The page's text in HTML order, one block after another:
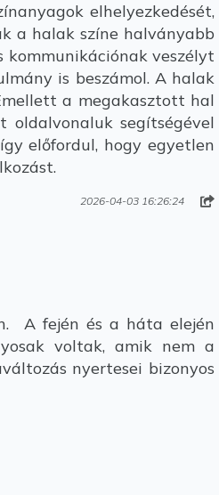
elhelyezkedését,
a halak színe halványabb
kommunikációnak veszélyt
is beszámol. A halak
a megakasztott hal
oldalvonaluk segítségével
előfordul, hogy egyetlen
2026-04-03 16:26:24
A fején és a háta elején
voltak, amik nem a
nyertesei bizonyos